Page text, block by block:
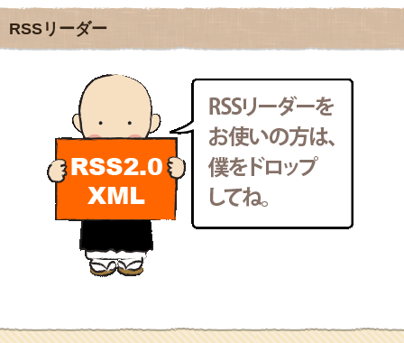
2011年11月(28)
2011年10月(31)
2011年9月(24)
2011年7月(18)
2011年6月
2011年5月
(15)
2011年4月(17)
2011年3月(15)
2011年2月
2011年1月(22)
2010年12月(21)
2010年11月
2010年10月(13)
(16)
2010年6月(18)
地域のライターさんです
小豆島 圓満寺
新聞屋の道具箱
新聞社で使われる用語の解説など
makotoさんの御符内巡礼記
東京の巡礼記です
POLYHEDON
いろいろなことが書いてあるよ
bunchan
あちこち行って！
目白鍼灸院
日本人の繊細な体質にあわせた、やさしく気持ちよい鍼灸治療で
ほうげん日記
RSSリーダー